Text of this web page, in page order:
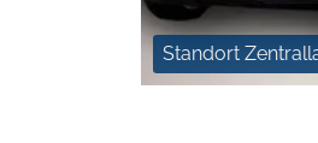
Standort